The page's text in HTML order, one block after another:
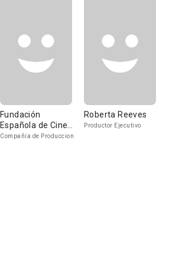
Fundación
Española de Cine
Infantil
Compañía de Produccion
Roberta Reeves
Productor Ejecutivo